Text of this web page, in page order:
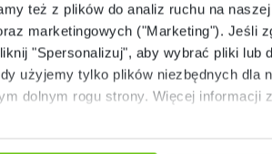
też z plików do analiz ruchu na
marketingowych ("Marketing"). Jeśli
"Spersonalizuj", aby wybrać pliki lub
użyjemy tylko plików niezbędnych dla
dolnym rogu strony. Więcej informacji
Dostępny